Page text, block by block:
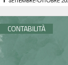
CONTABILITÀ